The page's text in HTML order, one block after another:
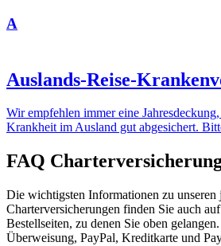
A
Auslands-Reise-
Wir empfehlen immer eine
Krankheit im Ausland gut abgesichert.
FAQ
Die wichtigsten Informationen zu unseren
Charterversicherungen finden Sie auch
Bestellseiten, zu denen Sie oben
Überweisung, PayPal, Kreditkarte und